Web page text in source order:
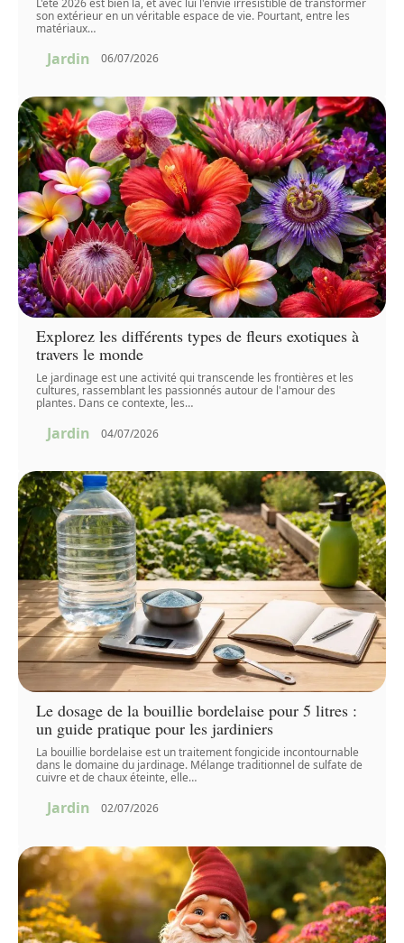
son extérieur en un véritable espace de vie. Pourtant, entre les
matériaux…
Jardin 06/07/2026
Explorez les différents types de fleurs exotiques à
travers le monde
Le jardinage est une activité qui transcende les frontières et les
cultures, rassemblant les passionnés autour de l'amour des
plantes. Dans ce contexte, les…
Jardin 04/07/2026
Le dosage de la bouillie bordelaise pour 5 litres :
un guide pratique pour les jardiniers
La bouillie bordelaise est un traitement fongicide incontournable
dans le domaine du jardinage. Mélange traditionnel de sulfate de
cuivre et de chaux éteinte, elle…
Jardin 02/07/2026